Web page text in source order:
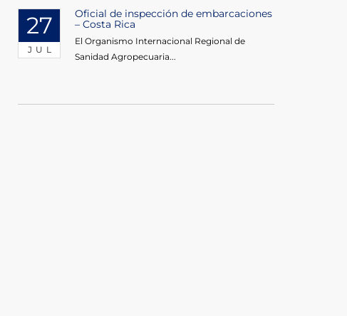
27
JUL
Oficial de inspección de embarcaciones
– Costa Rica
El Organismo Internacional Regional de
Sanidad Agropecuaria...